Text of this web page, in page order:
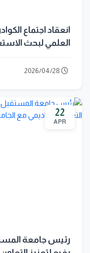
انعقاد اجتماع
العلمي لبحث
22
APR
رئيس جامعة